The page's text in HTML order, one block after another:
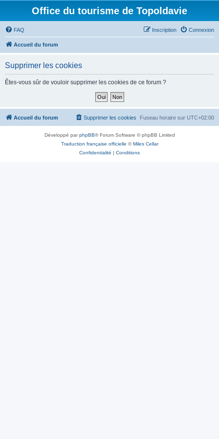
Office du tourisme de Topoldavie
FAQ Connexion
Inscription
Accueil du forum
Supprimer les cookies
Êtes-vous sûr de vouloir supprimer les cookies de ce forum ?
Accueil du forum Fuseau horaire sur UTC+02:00
Supprimer les cookies
Développé parphpBB® Forum Software © phpBB Limited
Traduction française officielle ©Miles Cellar
Confidentialité | Conditions